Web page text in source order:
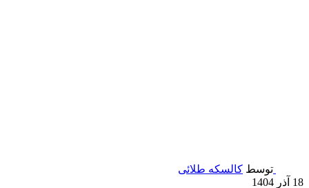
توسط کالسکه طلائی
18 آذر 1404